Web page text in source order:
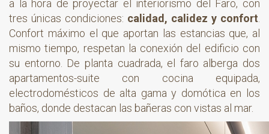
a la hora de proyectar el interiorismo del Faro, con
tres únicas condiciones: calidad, calidez y confort
Confort máximo el que aportan las estancias que, al
mismo tiempo, respetan la conexión del edificio con
su entorno. De planta cuadrada, el faro alberga dos
apartamentos-suite con cocina equipada,
electrodomésticos de alta gama y domótica en los
baños, donde destacan las bañeras con vistas al mar.